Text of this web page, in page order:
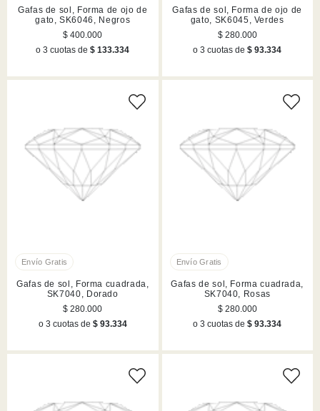
Gafas de sol, Forma de ojo de
gato, SK6046, Negros
$ 400.000
o 3 cuotas de$ 133.334
Gafas de sol, Forma de ojo de
gato, SK6045, Verdes
$ 280.000
o 3 cuotas de$ 93.334
Gafas de sol, Forma cuadrada,
SK7040, Dorado
$ 280.000
o 3 cuotas de $ 93.334
Gafas de sol, Forma cuadrada,
SK7040, Rosas
$ 280.000
o 3 cuotas de$ 93.334